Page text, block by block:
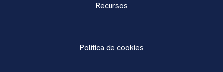
Recursos
Política de cookies